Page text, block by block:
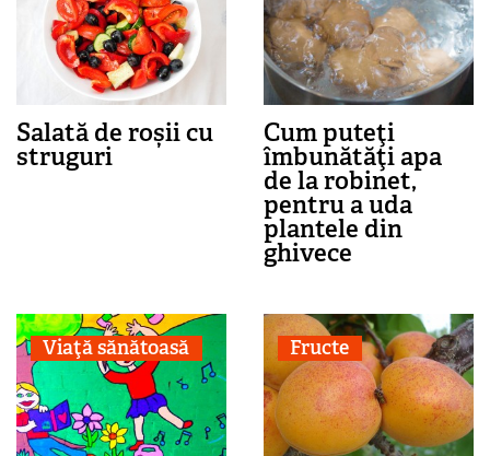
Salată de roșii cu
struguri
Cum puteţi
îmbunătăţi apa
de la robinet,
pentru a uda
plantele din
ghivece
Viaţă sănătoasă Fructe